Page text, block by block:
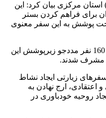
استان مرکزی بیان کرد: این
برای فراهم کردن بستر
پوشش به این سفر معنوی
موسی‌نژاد تصریح کرد: سال گذشته 160 نفر مددجو زیرپوشش این
مشرف شدند.
زیارتی ایجاد نشاط
اعتقادی، ارج نهادن به
روحیه خودباوری در